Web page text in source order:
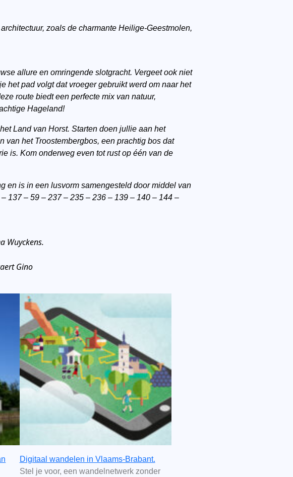
zoals de charmante Heilige-Geestmolen,
allure en omringende slotgracht. Vergeet ook niet
het pad volgt dat vroeger gebruikt werd om naar het
route biedt een perfecte mix van natuur,
Hageland!
Land van Horst. Starten doen jullie aan het
het Troostembergbos, een prachtig bos dat
is. Kom onderweg even tot rust op één van de
en is in een lusvorm samengesteld door middel van
137 – 59 – 237 – 235 – 236 – 139 – 140 – 144 –
Wuyckens.
Gino
Digitaal wandelen in Vlaams-Brabant.
Stel je voor, een wandelnetwerk zonder